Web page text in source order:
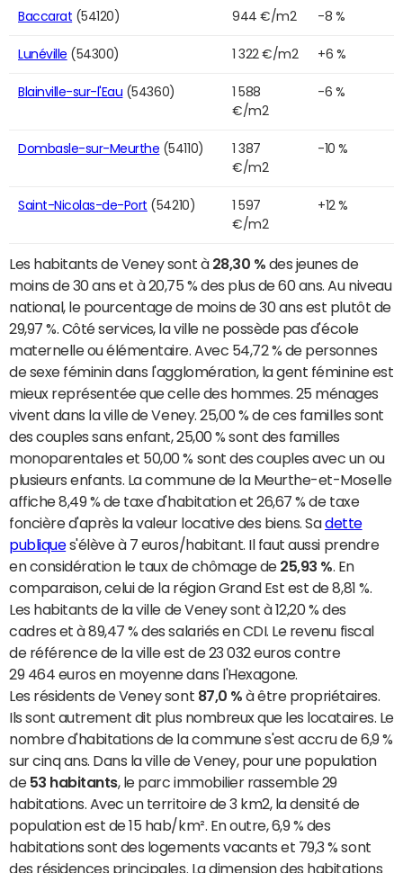
Baccarat (54120) 944 €/m2 -8 %
Lunéville (54300) 1 322 €/m2 +6 %
Blainville-sur-l'Eau (54360)
1 588
€/m2
-6 %
Dombasle-sur-Meurthe (54110)
1 387
€/m2
-10 %
Saint-Nicolas-de-Port (54210)
1 597
€/m2
+12 %
Les habitants de Veney sont à 28,30 % des jeunes de
moins de 30 ans et à 20,75 % des plus de 60 ans. Au niveau
national, le pourcentage de moins de 30 ans est plutôt de
29,97 %. Côté services, la ville ne possède pas d'école
maternelle ou élémentaire. Avec 54,72 % de personnes
de sexe féminin dans l'agglomération, la gent féminine est
mieux représentée que celle des hommes. 25 ménages
vivent dans la ville de Veney. 25,00 % de ces familles sont
des couples sans enfant, 25,00 % sont des familles
monoparentales et 50,00 % sont des couples avec un ou
plusieurs enfants. La commune de la Meurthe-et-Moselle
affiche 8,49 % de taxe d'habitation et 26,67 % de taxe
foncière d'après la valeur locative des biens. Sadette
publiques'élève à 7 euros/habitant. Il faut aussi prendre
en considération le taux de chômage de 25,93 % . En
comparaison, celui de la région Grand Est est de 8,81 %.
Les habitants de la ville de Veney sont à 12,20 % des
cadres et à 89,47 % des salariés en CDI. Le revenu fiscal
de référence de la ville est de 23 032 euros contre
29 464 euros en moyenne dans l'Hexagone.
Les résidents de Veney sont 87,0 % à être propriétaires.
Ils sont autrement dit plus nombreux que les locataires. Le
nombre d'habitations de la commune s'est accru de 6,9 %
sur cinq ans. Dans la ville de Veney, pour une population
de 53 habitants, le parc immobilier rassemble 29
habitations. Avec un territoire de 3 km2, la densité de
population est de 15 hab/km². En outre, 6,9 % des
habitations sont des logements vacants et 79,3 % sont
des résidences principales. La dimension des habitations